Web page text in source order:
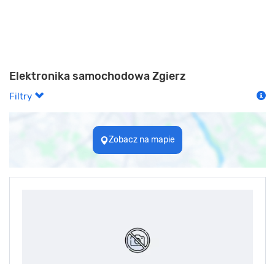
Elektronika samochodowa Zgierz
Filtry
Zobacz na mapie